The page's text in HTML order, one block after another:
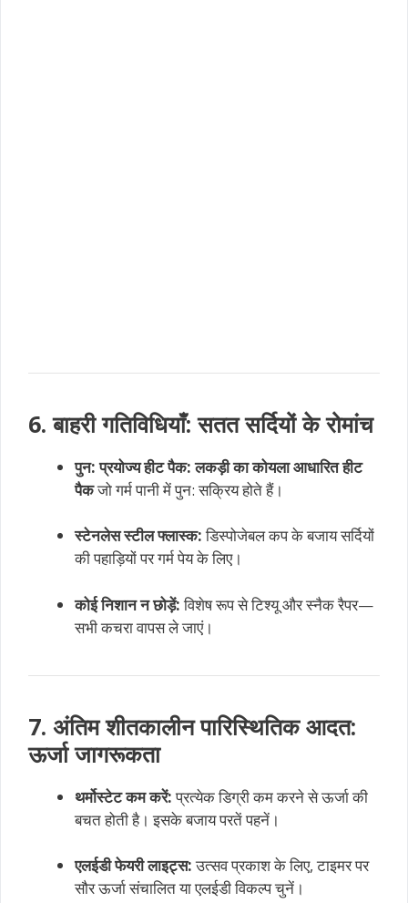
6. बाहरी गतिविधियाँ: सतत सर्दियों के रोमांच
पुन: प्रयोज्य हीट पैक: लकड़ी का कोयला आधारित हीट
पैकजो गर्म पानी में पुन: सक्रिय होते हैं।
स्टेनलेस स्टील फ्लास्क:डिस्पोजेबल कप के बजाय सर्दियों
की पहाड़ियों पर गर्म पेय के लिए।
कोई निशान न छोड़ें:विशेष रूप से टिश्यू और स्नैक रैपर—
सभी कचरा वापस ले जाएं।
7. अंतिम शीतकालीन पारिस्थितिक आदत:
ऊर्जा जागरूकता
थर्मोस्टेट कम करें:प्रत्येक डिग्री कम करने से ऊर्जा की
बचत होती है। इसके बजाय परतें पहनें।
एलईडी फेयरी लाइट्स:उत्सव प्रकाश के लिए, टाइमर पर
सौर ऊर्जा संचालित या एलईडी विकल्प चुनें।